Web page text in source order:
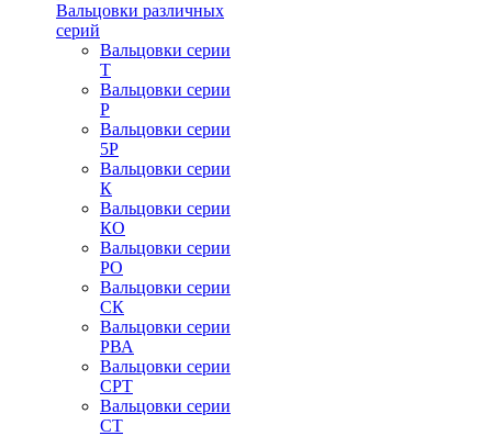
Вальцовки различных
серий
Вальцовки серии
Т
Вальцовки серии
Р
Вальцовки серии
5Р
Вальцовки серии
К
Вальцовки серии
КО
Вальцовки серии
РО
Вальцовки серии
СК
Вальцовки серии
РВА
Вальцовки серии
СРТ
Вальцовки серии
СТ